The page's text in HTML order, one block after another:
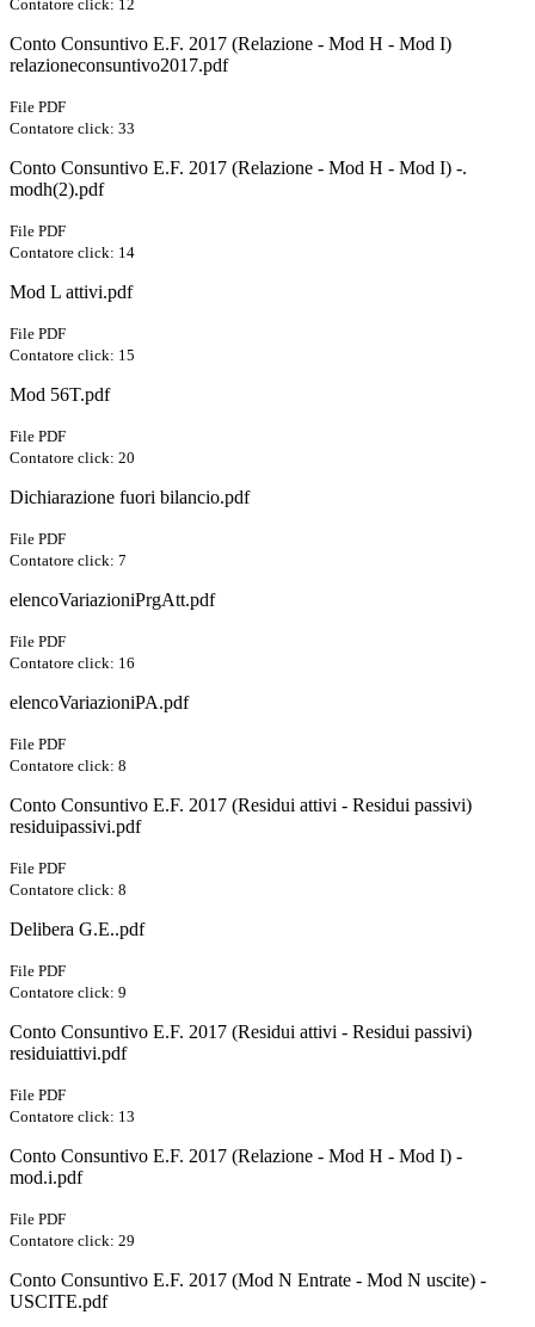
Contatore click: 12
Conto Consuntivo E.F. 2017 (Relazione - Mod H - Mod I)
relazioneconsuntivo2017.pdf
File PDF
Contatore click: 33
Conto Consuntivo E.F. 2017 (Relazione - Mod H - Mod I) -.
modh(2).pdf
File PDF
Contatore click: 14
Mod L attivi.pdf
File PDF
Contatore click: 15
Mod 56T.pdf
File PDF
Contatore click: 20
Dichiarazione fuori bilancio.pdf
File PDF
Contatore click: 7
elencoVariazioniPrgAtt.pdf
File PDF
Contatore click: 16
elencoVariazioniPA.pdf
File PDF
Contatore click: 8
Conto Consuntivo E.F. 2017 (Residui attivi - Residui passivi)
residuipassivi.pdf
File PDF
Contatore click: 8
Delibera G.E..pdf
File PDF
Contatore click: 9
Conto Consuntivo E.F. 2017 (Residui attivi - Residui passivi)
residuiattivi.pdf
File PDF
Contatore click: 13
Conto Consuntivo E.F. 2017 (Relazione - Mod H - Mod I) -
mod.i.pdf
File PDF
Contatore click: 29
Conto Consuntivo E.F. 2017 (Mod N Entrate - Mod N uscite) -
USCITE.pdf